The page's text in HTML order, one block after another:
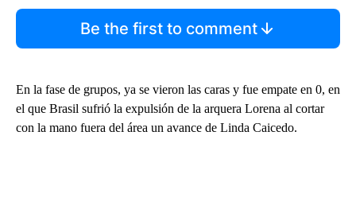
Be the first to comment
En la fase de grupos, ya se vieron las caras y fue empate en 0, en
el que Brasil sufrió la expulsión de la arquera Lorena al cortar
con la mano fuera del área un avance de Linda Caicedo.